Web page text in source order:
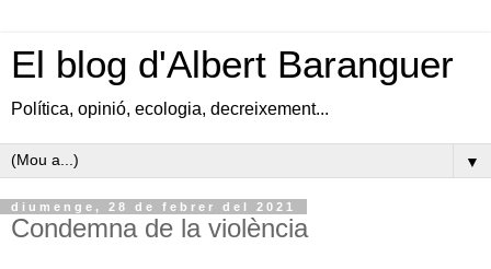
El blog d'Albert Baranguer
Política, opinió, ecologia, decreixement...
▼
diumenge, 28 de febrer del 2021
Condemna de la violència